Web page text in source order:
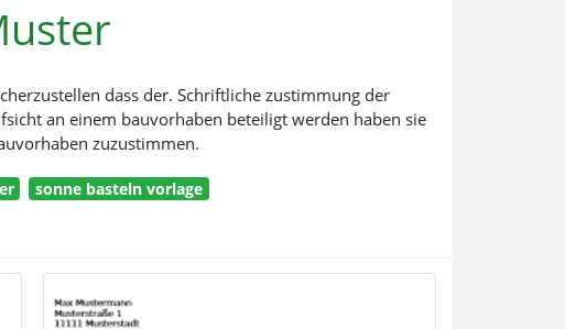
dass der. Schriftliche zustimmung der
an einem bauvorhaben beteiligt werden haben sie
zuzustimmen.
sonne basteln vorlage